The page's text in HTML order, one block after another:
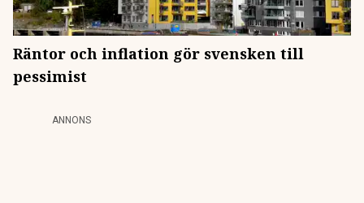
Räntor och inflation gör svensken till
pessimist
ANNONS